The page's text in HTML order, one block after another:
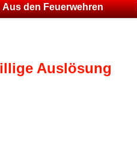
Aus den Feuerwehren
Auslösung